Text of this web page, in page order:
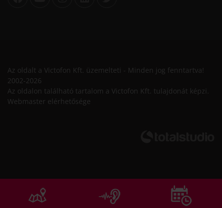
Az oldalt a Victofon Kft. üzemelteti - Minden jog fenntartva!
2002-2026
Az oldalon található tartalom a Victofon Kft. tulajdonát képzi.
Webmaster elérhetősége